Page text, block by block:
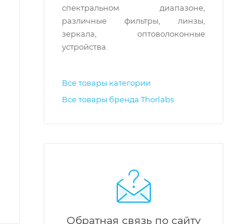
спектральном диапазоне,
различные фильтры, линзы,
зеркала, оптоволоконные
устройства.
Все товары категории
Все товары бренда Thorlabs
Обратная связь по сайту